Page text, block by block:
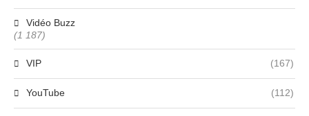
Vidéo Buzz
(1 187)
VIP (167)
YouTube (112)